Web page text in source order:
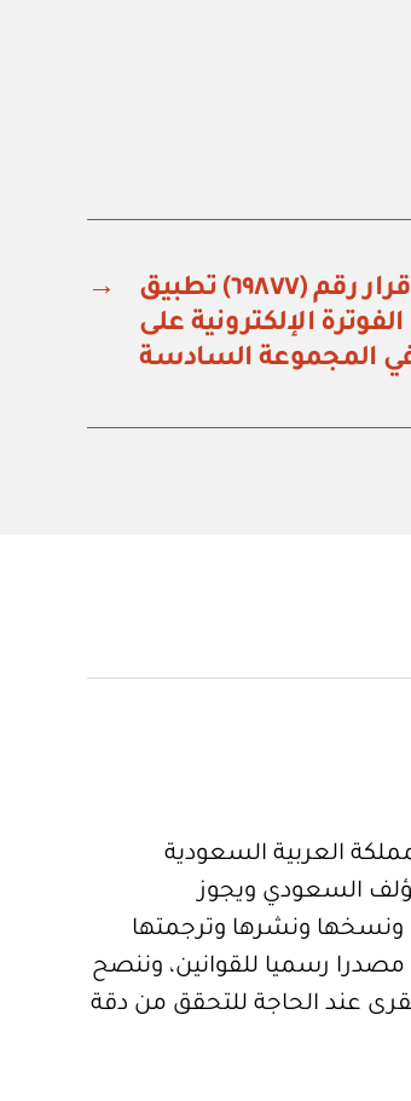
→
هيئة الزكاة والضريبة والجمارك: قرار رقم (٦٩٨٧٧) تطبيق
الإلكترونية على
المجموعة السادسة
العربية السعودية
السعودي ويجوز
ونشرها وترجمتها
رسميا للقوانين، وننصح
عند الحاجة للتحقق من دقة